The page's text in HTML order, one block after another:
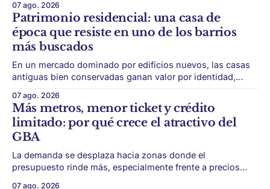
éxito de un desarrollo inmobiliario ya no depende solo de
conseguir un buen terreno. En un mercado más exigente,
la estructura financiera, legal
07 ago. 2026
Patrimonio residencial: una casa de
época que resiste en uno de los barrios
más buscados
En un mercado dominado por edificios nuevos, las casas
antiguas bien conservadas ganan valor por identidad,
algunas piezas residenciales que cuentan otra historia del
barrio. En medio de torres, edificios nuevos y proyectos
premium, todavía aparecen casas de más de 100 años
07 ago. 2026
Más metros, menor ticket y crédito
limitado: por qué crece el atractivo del
GBA
La demanda se desplaza hacia zonas donde el
presupuesto rinde más, especialmente frente a precios
07 ago. 2026